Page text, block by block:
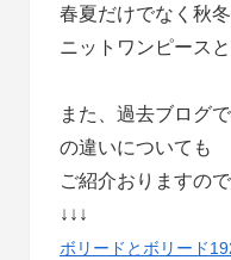
春夏だけでなく秋
ニットワンピース
また、過去ブログ
の違いについても
ご紹介おりますの
↓↓↓
ボリードとボリード